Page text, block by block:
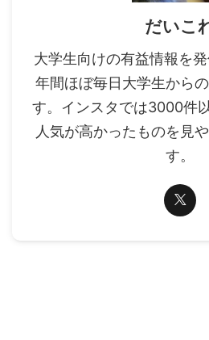
だいこ
大学生向けの有益情報を
年間ほぼ毎日大学生から
す。インスタでは3000件
人気が高かったものを見
す。